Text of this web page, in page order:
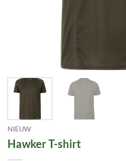
NIEUW
Hawker T-shirt